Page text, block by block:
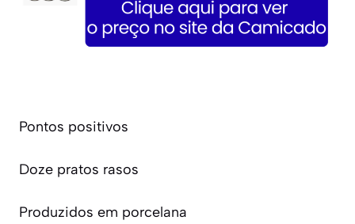
Pontos positivos
Doze pratos rasos
Produzidos em porcelana